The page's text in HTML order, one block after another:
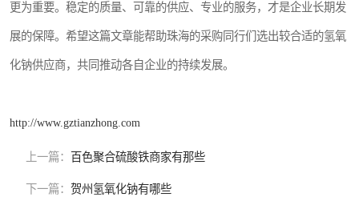
更为重要。稳定的质量、可靠的供应、专业的服务，才是企业长期发
展的保障。希望这篇文章能帮助珠海的采购同行们选出较合适的氢氧
化钠供应商，共同推动各自企业的持续发展。
http://www.gztianzhong.com
上一篇： 百色聚合硫酸铁商家有那些
下一篇： 贺州氢氧化钠有哪些